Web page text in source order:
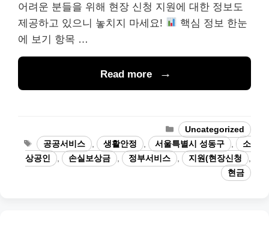
어려운 분들을 위해 현장 신청 지원에 대한 정보도
제공하고 있으니 놓치지 마세요!
핵심 정보 한눈
에 보기 항목 …
Read more
Categories
Uncategorized
Tags공공서비스 생활안정 서울특별시 성동구
소
상공인
손실보상금 정부서비스 지원(현장신청
현금